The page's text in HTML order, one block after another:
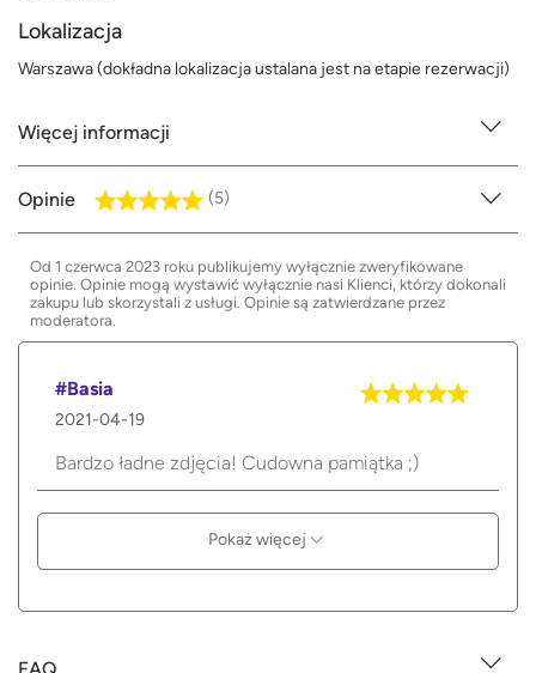
Lokalizacja
Warszawa (dokładna lokalizacja ustalana jest na etapie rezerwacji)
Więcej informacji
Opinie (5)
Od 1 czerwca 2023 roku publikujemy wyłącznie zweryfikowane
opinie. Opinie mogą wystawić wyłącznie nasi Klienci, którzy dokonali
zakupu lub skorzystali z usługi. Opinie są zatwierdzane przez
moderatora.
#Basia
2021-04-19
Bardzo ładne zdjęcia! Cudowna pamiątka ;)
Pokaż więcej